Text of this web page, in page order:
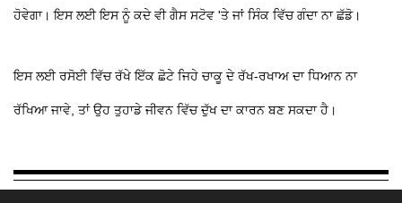
ਹੋਵੇਗਾ। ਇਸ ਲਈ ਇਸ ਨੂੰ ਕਦੇ ਵੀ ਗੈਸ ਸਟੋਵ 'ਤੇ ਜਾਂ ਸਿੰਕ ਵਿੱਚ ਗੰਦਾ ਨਾ ਛੱਡੋ।
ਇਸ ਲਈ ਰਸੋਈ ਵਿੱਚ ਰੱਖੇ ਇੱਕ ਛੋਟੇ ਜਿਹੇ ਚਾਕੂ ਦੇ ਰੱਖ-ਰਖਾਅ ਦਾ ਧਿਆਨ ਨਾ
ਰੱਖਿਆ ਜਾਵੇ, ਤਾਂ ਉਹ ਤੁਹਾਡੇ ਜੀਵਨ ਵਿੱਚ ਦੁੱਖ ਦਾ ਕਾਰਨ ਬਣ ਸਕਦਾ ਹੈ।